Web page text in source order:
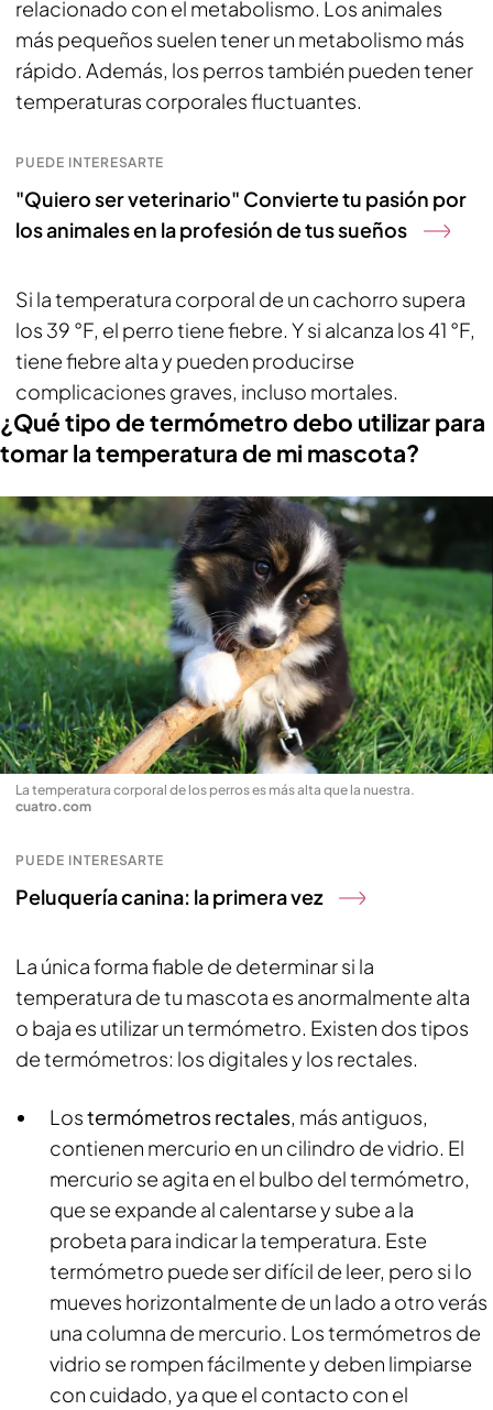
relacionado con el metabolismo. Los animales
más pequeños suelen tener un metabolismo más
rápido. Además, los perros también pueden tener
temperaturas corporales fluctuantes.
PUEDE INTERESARTE
"Quiero ser veterinario" Convierte tu pasión por
los animales en la profesión de tus sueños
Si la temperatura corporal de un cachorro supera
los 39 °F, el perro tiene fiebre. Y si alcanza los 41 °F,
tiene fiebre alta y pueden producirse
complicaciones graves, incluso mortales.
¿Qué tipo de termómetro debo utilizar para
tomar la temperatura de mi mascota?
La temperatura corporal de los perros es más alta que la nuestra.
cuatro.com
PUEDE INTERESARTE
Peluquería canina: la primera vez
La única forma fiable de determinar si la
temperatura de tu mascota es anormalmente alta
o baja es utilizar un termómetro. Existen dos tipos
de termómetros: los digitales y los rectales.
Lostermómetros rectales, más antiguos,
contienen mercurio en un cilindro de vidrio. El
mercurio se agita en el bulbo del termómetro,
que se expande al calentarse y sube a la
probeta para indicar la temperatura. Este
termómetro puede ser difícil de leer, pero si lo
mueves horizontalmente de un lado a otro verás
una columna de mercurio. Los termómetros de
vidrio se rompen fácilmente y deben limpiarse
con cuidado, ya que el contacto con el